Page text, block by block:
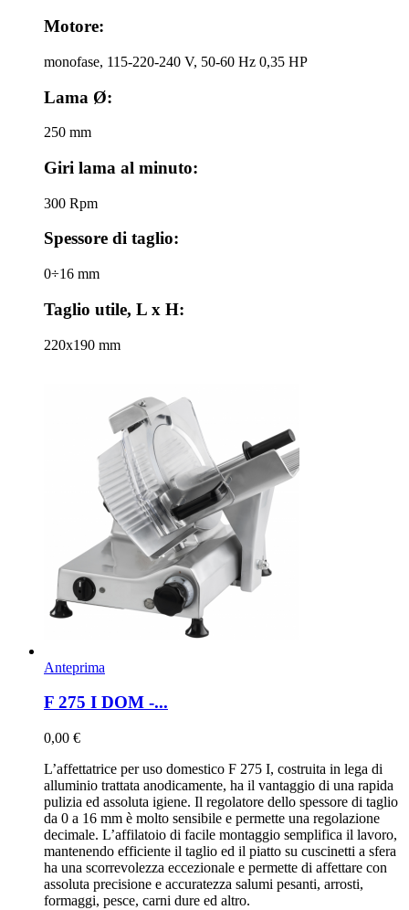
Motore:
monofase, 115-220-240 V, 50-60 Hz 0,35 HP
Lama Ø:
250 mm
Giri lama al minuto:
300 Rpm
Spessore di taglio:
0÷16 mm
Taglio utile, L x H:
220x190 mm
Anteprima
F 275 I DOM -...
0,00 €
L’affettatrice per uso domestico F 275 I, costruita in lega di
alluminio trattata anodicamente, ha il vantaggio di una rapida
pulizia ed assoluta igiene. Il regolatore dello spessore di taglio
da 0 a 16 mm è molto sensibile e permette una regolazione
decimale. L’affilatoio di facile montaggio semplifica il lavoro,
mantenendo efficiente il taglio ed il piatto su cuscinetti a sfera
ha una scorrevolezza eccezionale e permette di affettare con
assoluta precisione e accuratezza salumi pesanti, arrosti,
formaggi, pesce, carni dure ed altro.